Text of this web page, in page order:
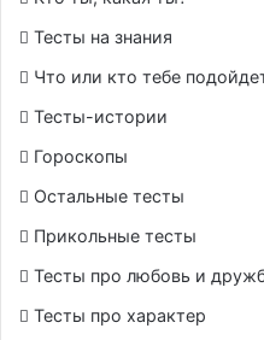
Тесты на знания
Что или кто тебе
Тесты-истории
Гороскопы
Остальные тесты
Прикольные тесты
Тесты про любовь и
Тесты про характер